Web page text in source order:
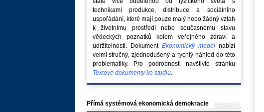
technikami produkce, distribuce a sociálního
uspořádání, které mají pouze malý nebo žádný vztah
k životnímu prostředí nebo současnému stavu
vědeckých poznatků kolem veřejného zdraví a
udržitelnosti. Dokument Ekonomický modelnabízí
velmi stručný, zjednodušený a rychlý náhled do této
problematiky. Pro podrobnosti navštivte stránku
Textové dokumenty ke studiu.
Přímá systémová ekonomická demokracie